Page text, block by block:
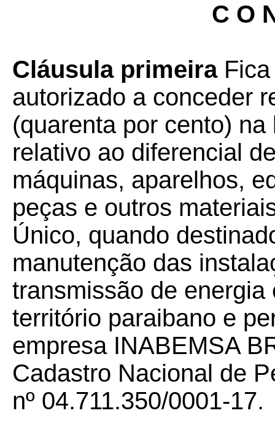
C O
Cláusula primeiraFica
autorizado a conceder
(quarenta por cento)
relativo ao diferencial
máquinas, aparelhos,
peças e outros
Único, quando
manutenção das
transmissão de
território paraibano e
empresa INABEMSA
Cadastro Nacional de
nº 04.711.350/0001-17.